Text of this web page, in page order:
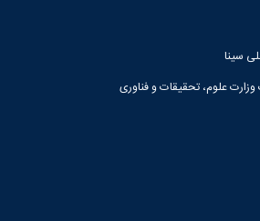
سینا
علوم، تحقیقات و فناوری